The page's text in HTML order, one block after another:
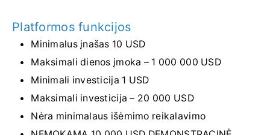
Platformos funkcijos
Minimalus įnašas 10 USD
Maksimali dienos įmoka – 1 000 000 USD
Minimali investicija 1 USD
Maksimali investicija – 20 000 USD
Nėra minimalaus išėmimo reikalavimo